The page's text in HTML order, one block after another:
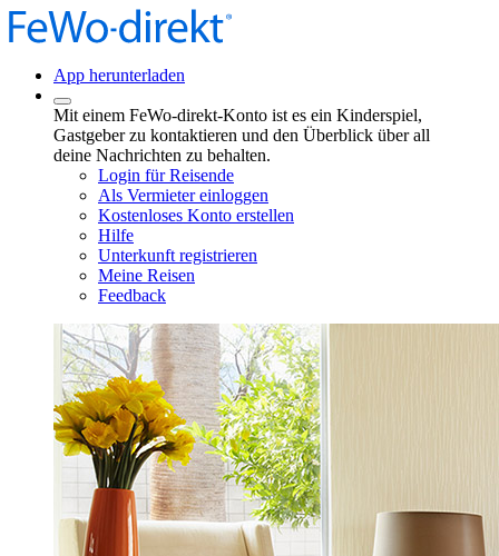
App herunterladen
Mit einem FeWo-direkt-Konto ist es ein Kinderspiel,
Gastgeber zu kontaktieren und den Überblick über all
deine Nachrichten zu behalten.
Login für Reisende
Als Vermieter einloggen
Kostenloses Konto erstellen
Hilfe
Unterkunft registrieren
Meine Reisen
Feedback